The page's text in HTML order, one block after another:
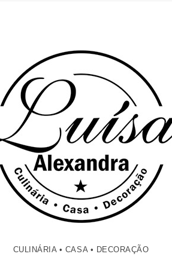
CULINÁRIA • CASA • DECORAÇÃO